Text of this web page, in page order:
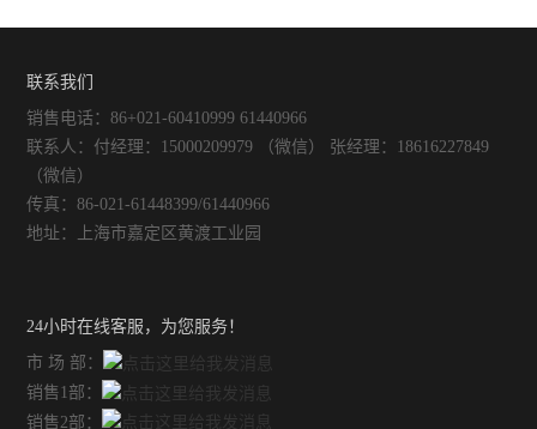
--上海越众
联系我们
销售电话：86+021-60410999 61440966
联系人：付经理：15000209979 （微信） 张经理：18616227849
（微信）
传真：86-021-61448399/61440966
地址：上海市嘉定区黄渡工业园
24小时在线客服，为您服务！
市 场 部：
销售1部：
销售2部：